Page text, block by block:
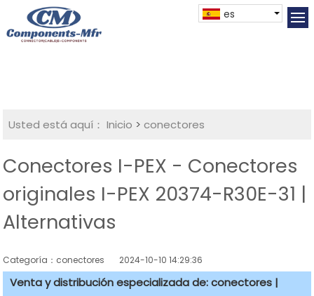
es
Usted está aquí： Inicio >conectores
Conectores I-PEX - Conectores
originales I-PEX 20374-R30E-31 |
Alternativas
Categoría：conectores 2024-10-10 14:29:36
Venta y distribución especializada de: conectores |